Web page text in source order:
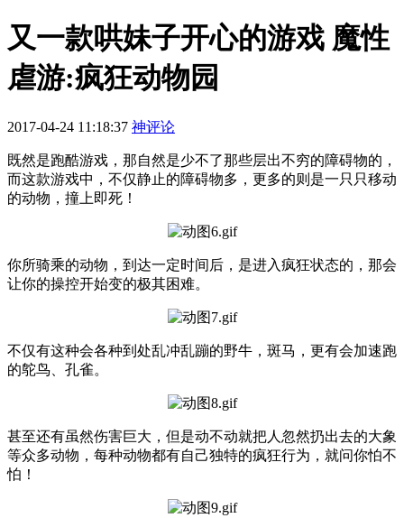
又一款哄妹子开心的游戏 魔性
虐游:疯狂动物园
2017-04-24 11:18:37 神评论
既然是跑酷游戏，那自然是少不了那些层出不穷的障碍物的，
而这款游戏中，不仅静止的障碍物多，更多的则是一只只移动
的动物，撞上即死！
你所骑乘的动物，到达一定时间后，是进入疯狂状态的，那会
让你的操控开始变的极其困难。
不仅有这种会各种到处乱冲乱蹦的野牛，斑马，更有会加速跑
的鸵鸟、孔雀。
甚至还有虽然伤害巨大，但是动不动就把人忽然扔出去的大象
等众多动物，每种动物都有自己独特的疯狂行为，就问你怕不
怕！